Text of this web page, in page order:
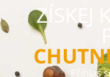
ZÍSKEJ
Přihlas